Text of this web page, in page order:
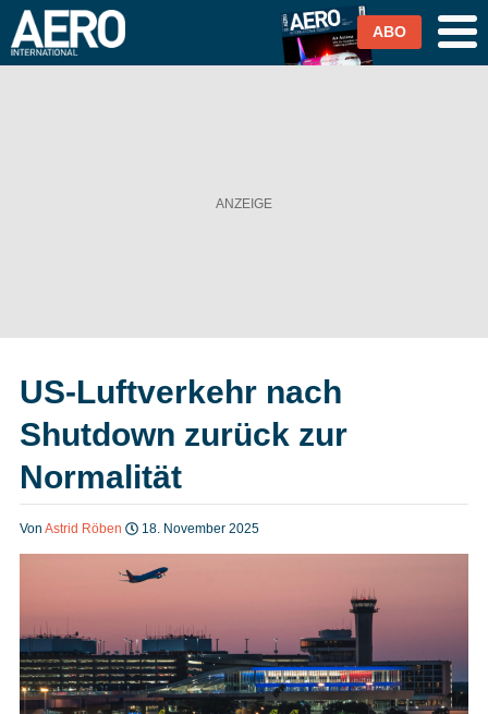
Magazin & Abo
ABO
US-Luftverkehr nach
Shutdown zurück zur
Normalität
Von Astrid Röben 18. November 2025